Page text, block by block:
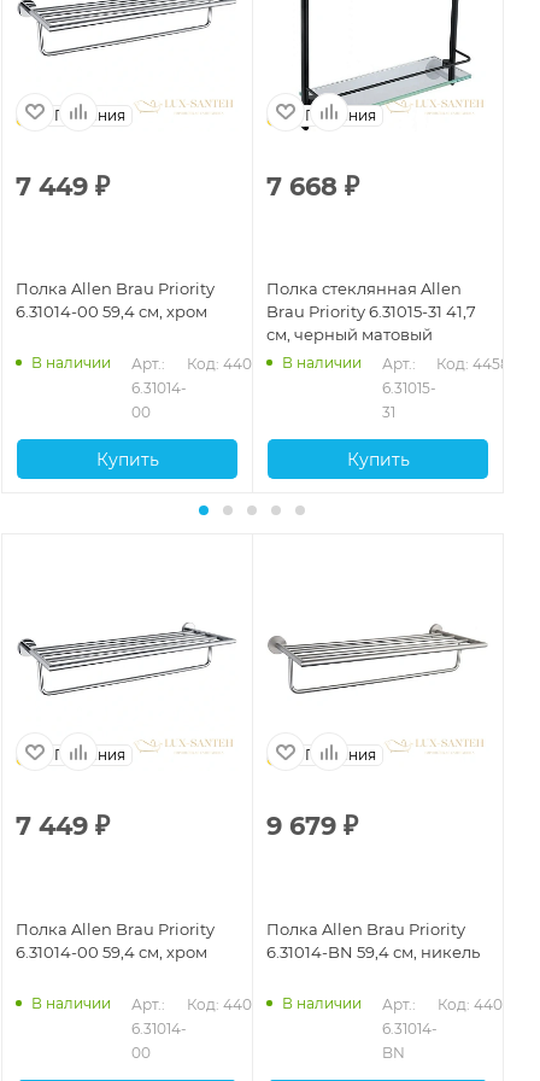
Германия
7 449 ₽
Полка Allen Brau Priority
6.31014-00 59,4 см, хром
В наличии
Арт.:
6.31014-
00
Код: 44074
Купить
Германия
7 668 ₽
Полка стеклянная Allen
Brau Priority 6.31015-31 41,7
см, черный матовый
В наличии
Арт.:
6.31015-
31
Код: 44580
Купить
Германия
7 449 ₽
Полка Allen Brau Priority
6.31014-00 59,4 см, хром
В наличии
Арт.:
6.31014-
00
Код: 44074
Германия
9 679 ₽
Полка Allen Brau Priority
6.31014-BN 59,4 см, никель
В наличии
Арт.:
6.31014-
BN
Код: 44076